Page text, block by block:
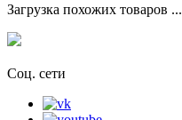
Загрузка похожих товаров ...
Соц. сети